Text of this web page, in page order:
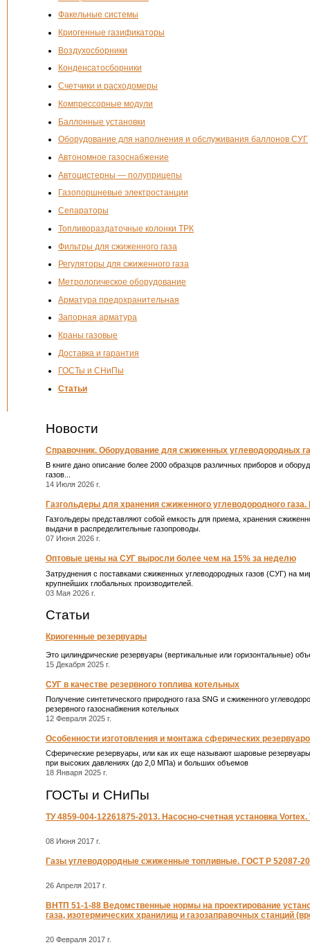
Факельные системы
Криогенные газификаторы
Воздухосборники
Конденсатосборники
Счетчики и расходомеры
Компрессорные модули
Баллонные установки
Оборудование для наполнения и обслуживания баллонов СУГ
Автономное газоснабжение
Автоцистерны — полуприцепы
Газопоршневые электростанции
Сепараторы
Топливораздаточные колонки ТРК
Фильтры для сжиженного газа
Регуляторы для сжиженного газа
Метрологическое оборудование
Арматура предохранительная
Запорная арматура
Краны газовые
Доставка и гарантия
ГОСТы и СНиПы
Статьи
Новости
Справочник. Оборудование для сжиженных углеводородных
В книге дано описание более 2000 образцов различных приборов и
газов...
14 Июля 2026 г.
Газгольдеры для хранения сжиженного углеводородного
Газгольдеры представляют собой емкость для приема, хранения
выдачи в распределительные газопроводы.
07 Июня 2026 г.
Оптовые цены на СУГ выросли более чем на 15% за неделю
Затруднения с поставками сжиженных углеводородных газов (СУГ) на
крупнейших глобальных производителей.
03 Мая 2026 г.
Статьи
Криогенные резервуары
Это цилиндрические резервуары (вертикальные или горизонтальные)
15 Декабря 2025 г.
СУГ в качестве резервного топлива котельных
Получение синтетического природного газа SNG и сжиженного
резервного газоснабжения котельных
12 Февраля 2025 г.
Особенности изготовления и монтажа сферических
Сферические резервуары, или как их еще называют шаровые
при высоких давлениях (до 2,0 МПа) и больших объемов
18 Января 2025 г.
ГОСТы и СНиПы
ТУ 4859-004-12261875-2013. Насосно-счетная установка
08 Июня 2017 г.
Газы углеводородные сжиженные топливные. ГОСТ Р 52087-
26 Апреля 2017 г.
ВНТП 51-1-88 Ведомственные нормы на проектирование
газа, изотермических хранилищ и газозаправочных станций
20 Февраля 2017 г.